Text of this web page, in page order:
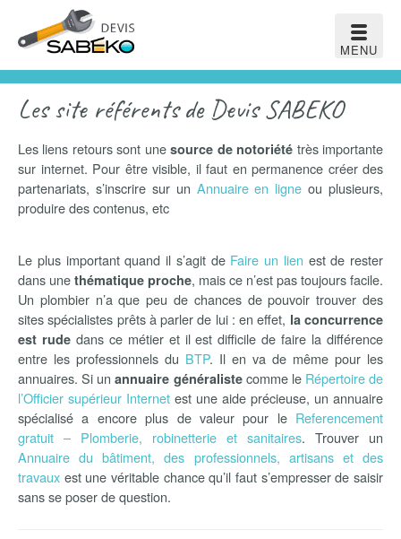
MENU
Les site référents de Devis SABEKO
Les liens retours sont unesource de notoriété très importante
sur internet. Pour être visible, il faut en permanence créer des
partenariats, s’inscrire sur un Annuaire en ligne ou plusieurs,
produire des contenus, etc
Le plus important quand il s’agit de Faire un lien est de rester
dans une thématique proche, mais ce n’est pas toujours facile.
Un plombier n’a que peu de chances de pouvoir trouver des
sites spécialistes prêts à parler de lui : en effet, la concurrence
est rudedans ce métier et il est difficile de faire la différence
entre les professionnels du BTP. Il en va de même pour les
annuaires. Si unannuaire généralistecomme le Répertoire de
l’Officier supérieur Internet est une aide précieuse, un annuaire
spécialisé a encore plus de valeur pour le Referencement
gratuit – Plomberie, robinetterie et sanitaires. Trouver un
Annuaire du bâtiment, des professionnels, artisans et des
travaux est une véritable chance qu’il faut s’empresser de saisir
sans se poser de question.